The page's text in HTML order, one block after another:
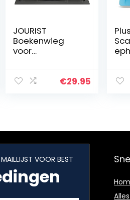
JOURIST
Boekenwieg
voor
boekenscanners
€29.95
VOOR BEST